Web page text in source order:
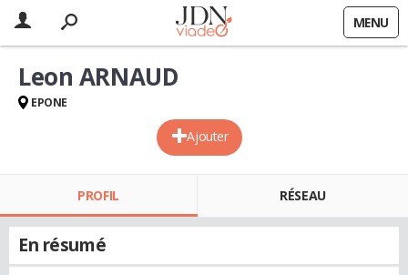
MENU
Ajouter
Leon ARNAUD
EPONE
PROFIL RÉSEAU
En résumé